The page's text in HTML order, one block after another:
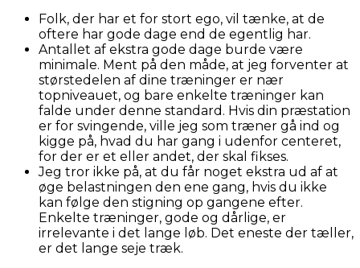
Folk, der har et for stort ego, vil tænke, at de
oftere har gode dage end de egentlig har.
Antallet af ekstra gode dage burde være
minimale. Ment på den måde, at jeg forventer at
størstedelen af dine træninger er nær
topniveauet, og bare enkelte træninger kan
falde under denne standard. Hvis din præstation
er for svingende, ville jeg som træner gå ind og
kigge på, hvad du har gang i udenfor centeret,
for der er et eller andet, der skal fikses.
Jeg tror ikke på, at du får noget ekstra ud af at
øge belastningen den ene gang, hvis du ikke
kan følge den stigning op gangene efter.
Enkelte træninger, gode og dårlige, er
irrelevante i det lange løb. Det eneste der tæller,
er det lange seje træk.